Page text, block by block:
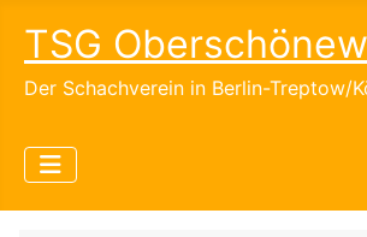
TSG
Der Schachverein in Berlin-Treptow/